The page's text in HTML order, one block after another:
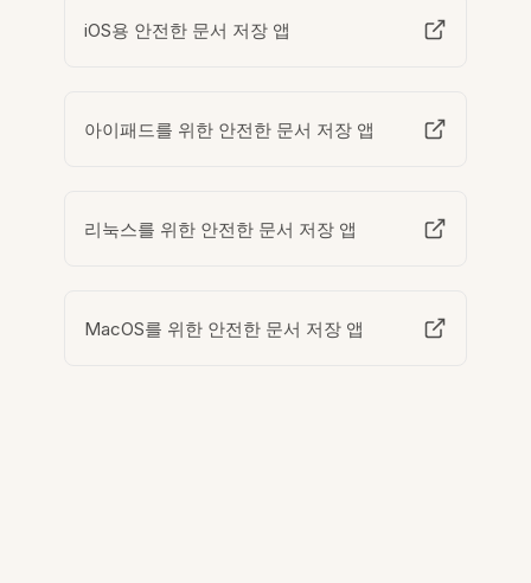
iOS용 안전한 문서 저장 앱
아이패드를 위한 안전한 문서 저장 앱
리눅스를 위한 안전한 문서 저장 앱
MacOS를 위한 안전한 문서 저장 앱